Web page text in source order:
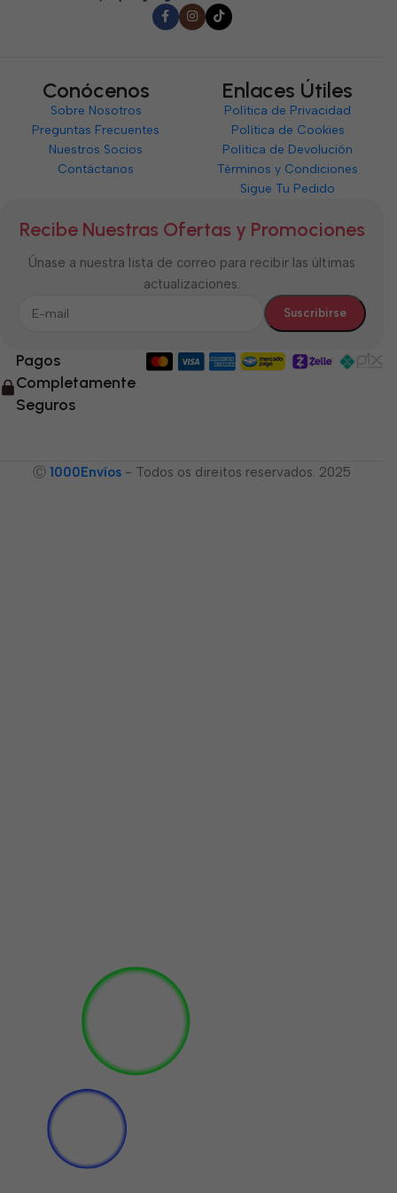
Conócenos
Sobre Nosotros
Preguntas Frecuentes
Nuestros Socios
Contáctanos
Enlaces Útiles
Política de Privacidad
Política de Cookies
Política de Devolución
Términos y Condiciones
Sigue Tu Pedido
Recibe Nuestras Ofertas y Promociones
Únase a nuestra lista de correo para recibir las últimas
actualizaciones.
Pagos
Completamente
Seguros
Ⓒ 1000Envíos - Todos os direitos reservados. 2025